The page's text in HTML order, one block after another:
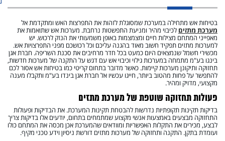
בטיחות אש מתחילה במערכת שמסוגלת לזהות את התפרצות האש ומתקדמת אל
מערכת מתזים לכיבוי מהיר ומניעת התפשטות נרחבת. מערכות אש שתואמות את
מאפייני המתחם מצילות חיים ומצמצמות באופן משמעותי את הנזק לרכוש. יש
למערכות מתזים תפקיד חשוב מאוד בהגנה עליכם וכל רכושכם מפני התפרצויות אש.
מכשירי חשמל שנמצאים היום כמעט בכל חדר מרחיבים את סכנת השריפה. חברת אגן
בינגו בע"מ מתמחה במערכות גילוי וכיבוי אש עם דגש על התקנה של מערכות חדשות,
תחזוקה ותיקונן מערכות קיימות. כאשר מדובר בתחום קריטי כמו בטיחות אש אסור לכם
להתפשר על פחות מהטוב ביותר, חייגו עכשיו אל חברת אגן בינדו בע"מ ותקבלו מענה
מקצועי, מדויק ומהיר.
פעולות תחזוקה שוטפת של מערכת מתזים
בדיקות תקינות תקופתיות נדרשות להבטחת תקינות המערכת. את הבדיקות ופעולות
התחזוקה מבצעים באמצעות אנשי מקצוע שמתמחים בתחום, יודעים אלו בדיקות צריך
לבצע, מכירים את התקלות האפשריות ומוודאים שהמערכת אכן מכסה את המתחם כולו
ועומדת בתקן. התקנה ותחזוקה של מערכות מתזים דורשת ניסיון וידע טכני מקיף.